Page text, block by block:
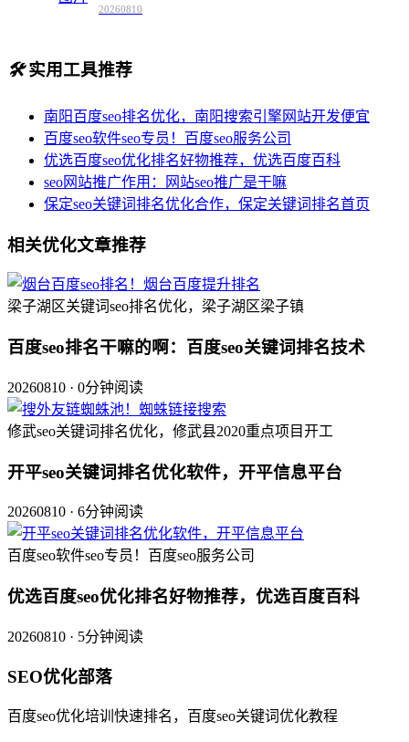
20260810
🛠️实用工具推荐
南阳百度seo排名优化，南阳搜索引擎网站开发便宜
百度seo软件seo专员！百度seo服务公司
优选百度seo优化排名好物推荐，优选百度百科
seo网站推广作用：网站seo推广是干嘛
保定seo关键词排名优化合作，保定关键词排名首页
相关优化文章推荐
梁子湖区关键词seo排名优化，梁子湖区梁子镇
百度seo排名干嘛的啊：百度seo关键词排名技术
20260810 · 0分钟阅读
修武seo关键词排名优化，修武县2020重点项目开工
开平seo关键词排名优化软件，开平信息平台
20260810 · 6分钟阅读
百度seo软件seo专员！百度seo服务公司
优选百度seo优化排名好物推荐，优选百度百科
20260810 · 5分钟阅读
SEO优化部落
百度seo优化培训快速排名，百度seo关键词优化教程